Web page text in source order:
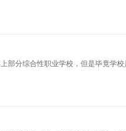
部分综合性职业学校，但是毕竟学